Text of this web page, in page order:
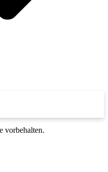
vorbehalten.